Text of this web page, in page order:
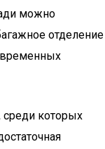
можно
отделение
среди которых